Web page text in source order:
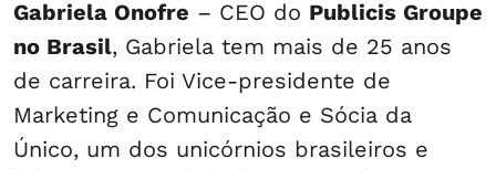
Gabriela Onofre – CEO do Publicis Groupe
no Brasil, Gabriela tem mais de 25 anos
de carreira. Foi Vice-presidente de
Marketing e Comunicação e Sócia da
Único, um dos unicórnios brasileiros e